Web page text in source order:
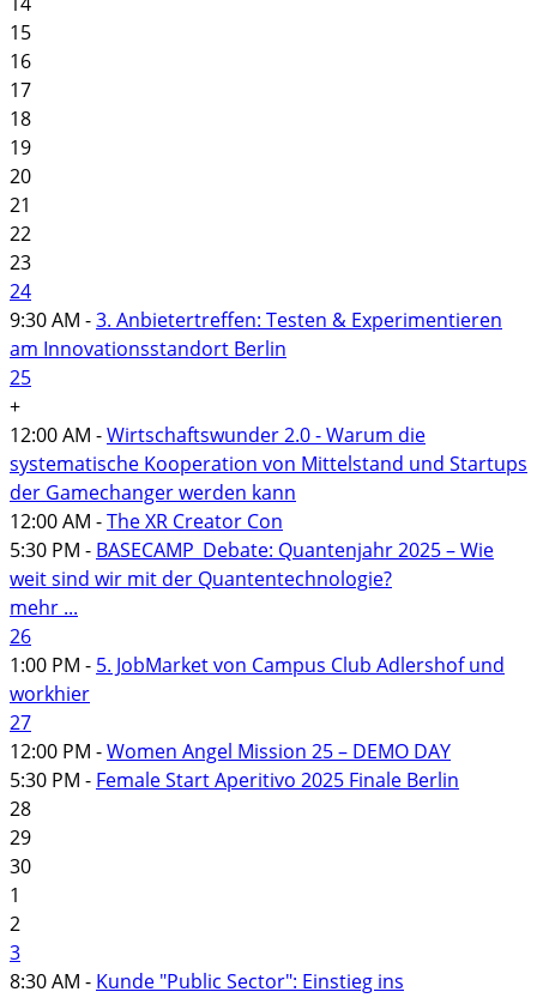
15
16
17
18
19
20
21
22
23
24
9:30 AM -3. Anbietertreffen: Testen & Experimentieren
am Innovationsstandort Berlin
25
+
12:00 AM -Wirtschaftswunder 2.0 - Warum die
systematische Kooperation von Mittelstand und Startups
der Gamechanger werden kann
12:00 AM -The XR Creator Con
5:30 PM - BASECAMP_Debate: Quantenjahr 2025 – Wie
weit sind wir mit der Quantentechnologie?
mehr ...
26
1:00 PM - 5. JobMarket von Campus Club Adlershof und
workhier
27
12:00 PM -Women Angel Mission 25 – DEMO DAY
5:30 PM - Female Start Aperitivo 2025 Finale Berlin
28
29
30
1
2
3
8:30 AM - Kunde "Public Sector": Einstieg ins